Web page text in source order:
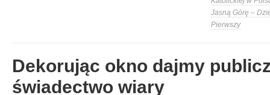
Jasną Górę –
Pierwszy
Dekorując okno dajmy
świadectwo wiary